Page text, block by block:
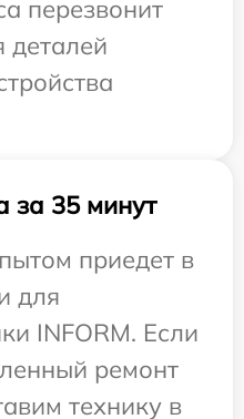
перезвонит
деталей
за 35 минут
приедет в
для
INFORM. Если
ремонт
технику в